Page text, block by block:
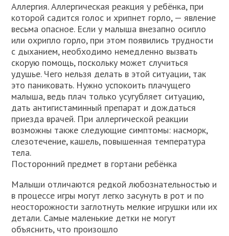
Аллергия. Аллергическая реакция у ребёнка, при
которой садится голос и хрипнет горло, — явление
весьма опасное. Если у малыша внезапно осипло
или охрипло горло, при этом появились трудности
с дыханием, необходимо немедленно вызвать
скорую помощь, поскольку может случиться
удушье. Чего нельзя делать в этой ситуации, так
это паниковать. Нужно успокоить плачущего
малыша, ведь плач только усугубляет ситуацию,
дать антигистаминный препарат и дождаться
приезда врачей. При аллергической реакции
возможны также следующие симптомы: насморк,
слезотечение, кашель, повышенная температура
тела.
Посторонний предмет в гортани ребёнка
Малыши отличаются редкой любознательностью и
в процессе игры могут легко засунуть в рот и по
неосторожности заглотнуть мелкие игрушки или их
детали. Самые маленькие детки не могут
объяснить, что произошло